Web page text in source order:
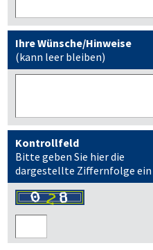
Ihre Wünsche/Hinweise
(kann leer bleiben)
Kontrollfeld
Bitte geben Sie hier die
dargestellte Ziffernfolge ein